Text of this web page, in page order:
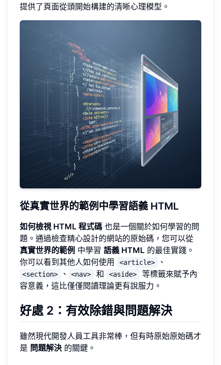
提供了頁面從頭開始構建的清晰心理模型。
從真實世界的範例中學習語義 HTML
如何檢視 HTML 程式碼 也是一個關於如何學習的問
題。通過檢查精心設計的網站的原始碼，您可以從
真實世界的範例 中學習 語義 HTML 的最佳實踐。
你可以看到其他人如何使用
<article> 、
<section> 、 <nav> 和 <aside>
等標籤來賦予內
容意義，這比僅僅閱讀理論更有說服力。
好處 2：有效除錯與問題解決
雖然現代開發人員工具非常棒，但有時原始原始碼才
是 問題解決 的關鍵。